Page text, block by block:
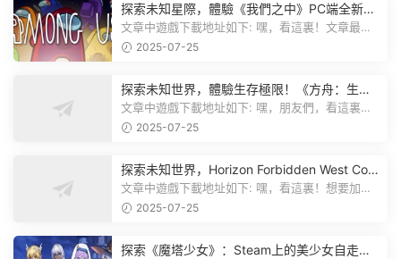
探索未知星際，體驗《我們之中》PC端全新版
本
文章中遊戲下載地址如下: 嘿，看這裏！文章最後
有個圖片，點一下就能加入我們遊...
2025-07-25
探索未知世界，體驗生存極限！《方舟：生存
飛升》v38.9中文版全新升級！
文章中遊戲下載地址如下: 嘿，朋友們，看這裏！
《方舟：生存飛升》這個遊戲超火...
2025-07-25
探索未知世界，Horizon Forbidden West Com
plete Edition正式發布！
文章中遊戲下載地址如下: 嘿，看這裏！想要加入
遊戲資源分享群，就點文章最後那...
2025-07-25
探索《魔塔少女》：Steam上的美少女自走